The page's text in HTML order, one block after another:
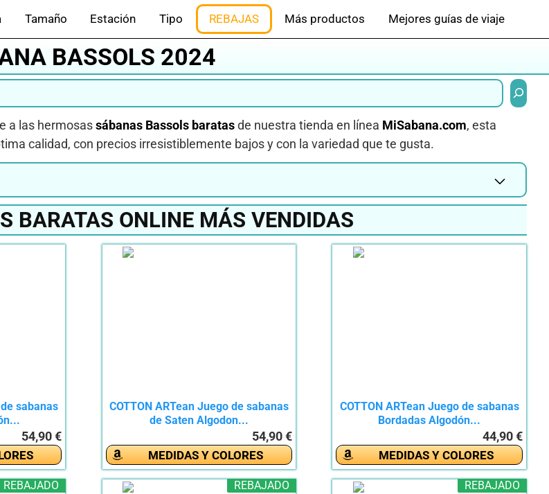
Tamaño Estación Tipo REBAJAS Más productos Mejores guías de viaje
BASSOLS 2024
Buscar
a las hermosassábanas Bassols baratasde nuestra tienda en línea MiSabana.com, esta
calidad, con precios irresistiblemente bajos y con la variedad que te gusta.
BARATAS ONLINE MÁS VENDIDAS
sabanas
54,90 €
COTTON ARTean Juego de sabanas
de Saten Algodon...
54,90 €
MEDIDAS Y COLORES
COTTON ARTean Juego de sabanas
Bordadas Algodón...
44,90 €
MEDIDAS Y COLORES
REBAJADO REBAJADO REBAJADO